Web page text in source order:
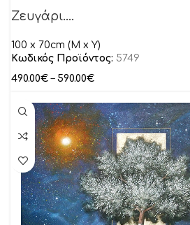
Ζευγάρι….
100 x 70cm (M x Y)
Κωδικός Προϊόντος: 5749
490.00€ – 590.00€